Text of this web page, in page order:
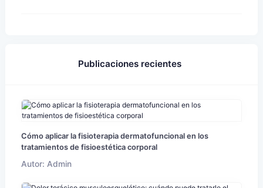
Publicaciones recientes
Cómo aplicar la fisioterapia dermatofuncional en los
tratamientos de fisioestética corporal
Autor: Admin